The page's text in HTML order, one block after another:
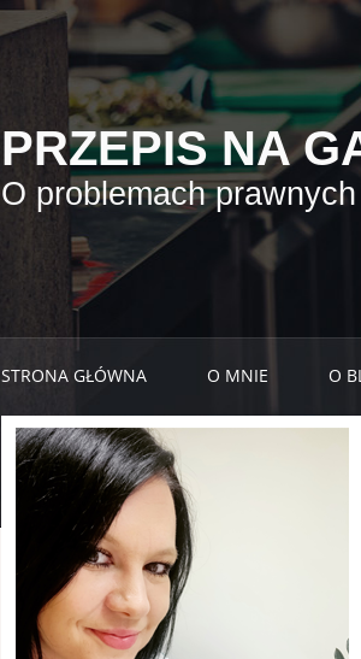
PRZEPIS NA
O problemach
STRONA GŁÓWNA O MNIE O